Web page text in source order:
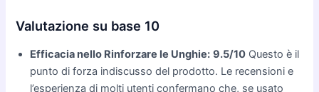
Valutazione su base 10
Efficacia nello Rinforzare le Unghie: 9.5/10 Questo è il
punto di forza indiscusso del prodotto. Le recensioni e
l’esperienza di molti utenti confermano che, se usato